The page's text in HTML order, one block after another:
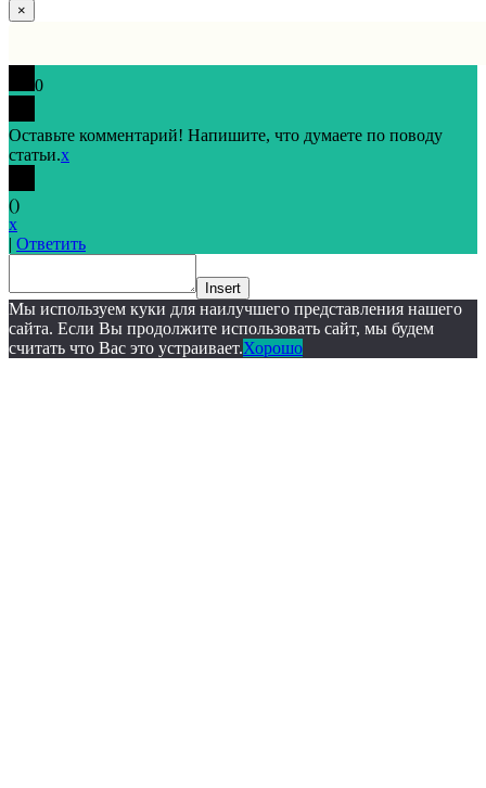
×
0
Оставьте комментарий! Напишите, что думаете по поводу
статьи.x
()
x
| Ответить
Insert
Мы используем куки для наилучшего представления нашего
сайта. Если Вы продолжите использовать сайт, мы будем
считать что Вас это устраивает.Хорошо